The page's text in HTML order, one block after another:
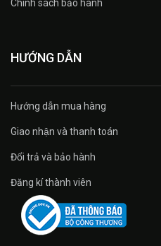
Chính sách bảo hành
HƯỚNG DẪN
Hướng dẫn mua hàng
Giao nhận và thanh toán
Đổi trả và bảo hành
Đăng kí thành viên